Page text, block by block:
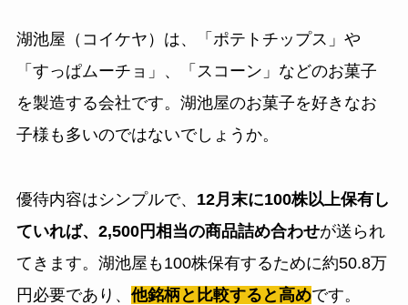
湖池屋（コイケヤ）は、「ポテトチップス」や
「すっぱムーチョ」、「スコーン」などのお菓子
を製造する会社です。湖池屋のお菓子を好きなお
子様も多いのではないでしょうか。
優待内容はシンプルで、 12月末に100株以上保有し
ていれば、2,500円相当の商品詰め合わせが送られ
てきます。湖池屋も100株保有するために約50.8万
円必要であり、 他銘柄と比較すると高めです。